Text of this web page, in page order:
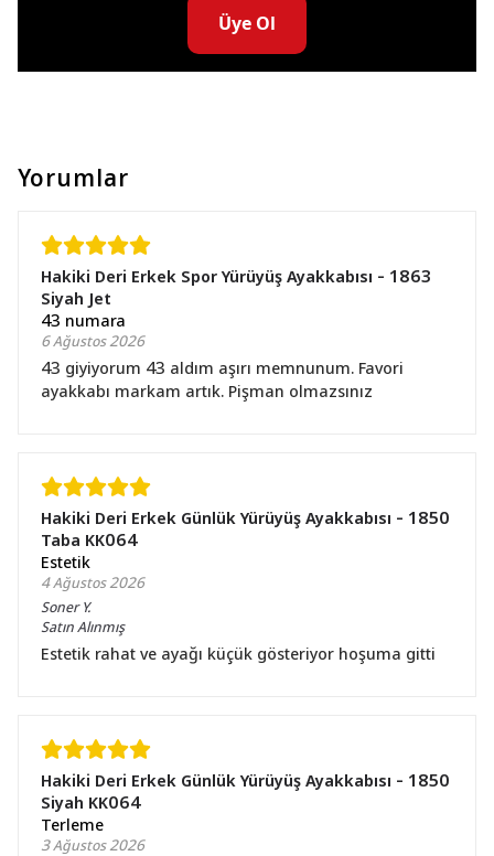
Üye Ol
Yorumlar
Hakiki Deri Erkek Spor Yürüyüş Ayakkabısı - 1863
Siyah Jet
43 numara
6 Ağustos 2026
43 giyiyorum 43 aldım aşırı memnunum. Favori
ayakkabı markam artık. Pişman olmazsınız
Hakiki Deri Erkek Günlük Yürüyüş Ayakkabısı - 1850
Taba KK064
Estetik
4 Ağustos 2026
Soner Y.
Satın Alınmış
Estetik rahat ve ayağı küçük gösteriyor hoşuma gitti
Hakiki Deri Erkek Günlük Yürüyüş Ayakkabısı - 1850
Siyah KK064
Terleme
3 Ağustos 2026